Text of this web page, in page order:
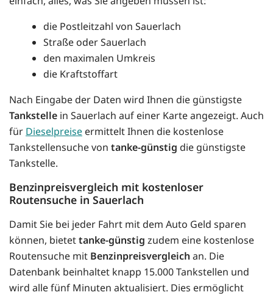
die Postleitzahl von Sauerlach
Straße oder Sauerlach
den maximalen Umkreis
die Kraftstoffart
Nach Eingabe der Daten wird Ihnen die günstigste
Tankstelle in Sauerlach auf einer Karte angezeigt. Auch
für Dieselpreise ermittelt Ihnen die kostenlose
Tankstellensuche von tanke-günstig die günstigste
Tankstelle.
Benzinpreisvergleich mit kostenloser
Routensuche in Sauerlach
Damit Sie bei jeder Fahrt mit dem Auto Geld sparen
können, bietettanke-günstig zudem eine kostenlose
Routensuche mit Benzinpreisvergleich an. Die
Datenbank beinhaltet knapp 15.000 Tankstellen und
wird alle fünf Minuten aktualisiert. Dies ermöglicht